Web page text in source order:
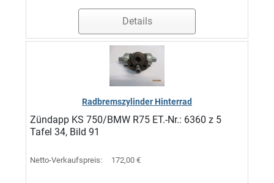
Details
Radbremszylinder Hinterrad
Zündapp KS 750/BMW R75 ET.-Nr.: 6360 z 5
Tafel 34, Bild 91
Netto-Verkaufspreis: 172,00 €